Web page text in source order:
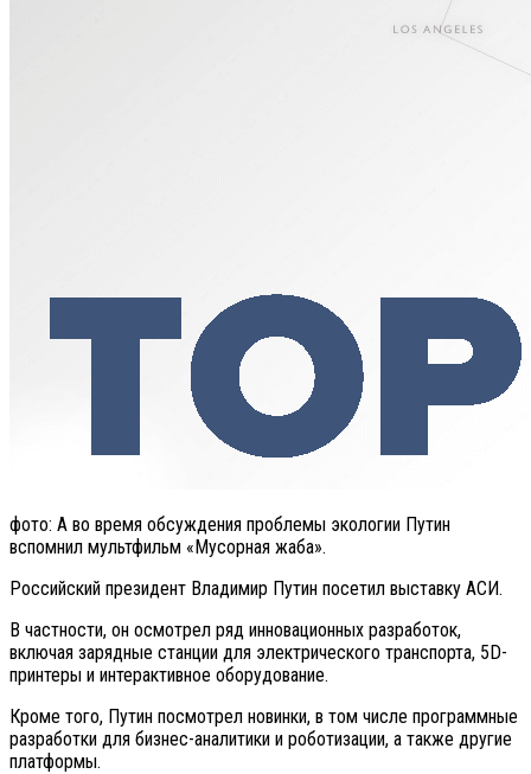
фото: А во время обсуждения проблемы экологии Путин
вспомнил мультфильм «Мусорная жаба».
Российский президент Владимир Путин посетил выставку АСИ.
В частности, он осмотрел ряд инновационных разработок,
включая зарядные станции для электрического транспорта, 5D-
принтеры и интерактивное оборудование.
Кроме того, Путин посмотрел новинки, в том числе программные
разработки для бизнес-аналитики и роботизации, а также другие
платформы.